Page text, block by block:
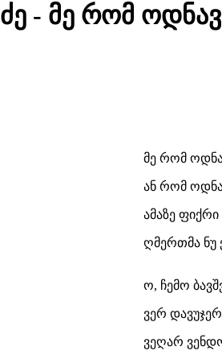
- მე რომ
მე რომ
ან რომ
ამაზე ფიქრი
ღმერთმა ნუ
ო, ჩემო
ვერ
ვეღარ